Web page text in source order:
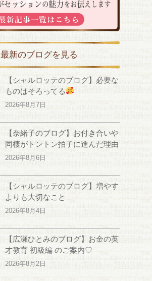
最新のブログを見る
【シャルロッテのブログ】必要な
ものはそろってる
2026年8月7日
【奈緒子のブログ】お付き合いや
同棲がトントン拍子に進んだ理由
2026年8月6日
【シャルロッテのブログ】増やす
よりも大切なこと
2026年8月4日
【広瀬ひとみのブログ】お金の英
才教育 初級編 のご案内♡
2026年8月2日